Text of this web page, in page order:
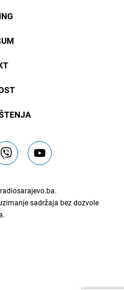
radiosarajevo.ba.
sadržaja bez dozvole